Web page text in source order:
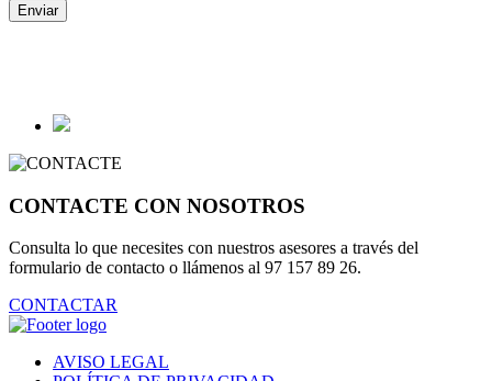
Enviar
CONTACTE CON NOSOTROS
Consulta lo que necesites con nuestros asesores a través del
formulario de contacto o llámenos al 97 157 89 26.
CONTACTAR
AVISO LEGAL